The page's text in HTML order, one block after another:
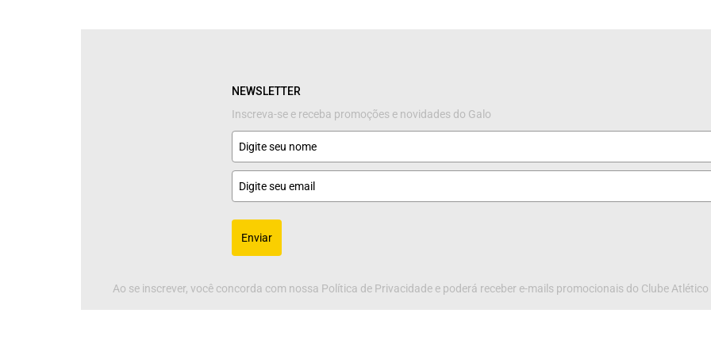
NEWSLETTER
Inscreva-se e receba promoções e novidades do Galo
Enviar
Ao se inscrever, você concorda com nossa Política de Privacidade e poderá receber e-mails promocionais do Clube Atlético